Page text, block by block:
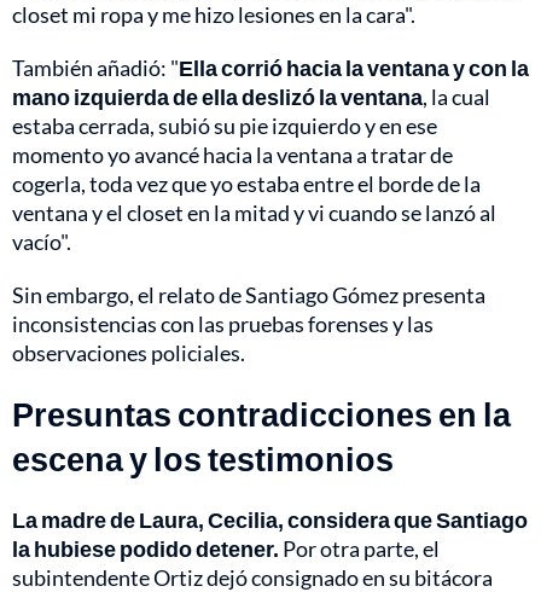
closet mi ropa y me hizo lesiones en la cara".
También añadió: "Ella corrió hacia la ventana y con la
mano izquierda de ella deslizó la ventana, la cual
estaba cerrada, subió su pie izquierdo y en ese
momento yo avancé hacia la ventana a tratar de
cogerla, toda vez que yo estaba entre el borde de la
ventana y el closet en la mitad y vi cuando se lanzó al
vacío".
Sin embargo, el relato de Santiago Gómez presenta
inconsistencias con las pruebas forenses y las
observaciones policiales.
Presuntas contradicciones en la
escena y los testimonios
La madre de Laura, Cecilia, considera que Santiago
la hubiese podido detener. Por otra parte, el
subintendente Ortiz dejó consignado en su bitácora